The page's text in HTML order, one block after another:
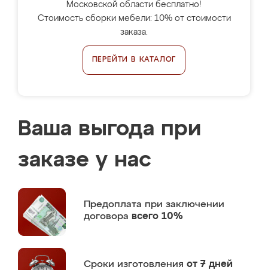
Московской области бесплатно!
Стоимость сборки мебели: 10% от стоимости
заказа.
ПЕРЕЙТИ В КАТАЛОГ
Ваша выгода при
заказе у нас
Предоплата при заключении
договора всего 10%
Сроки изготовления от 7 дней